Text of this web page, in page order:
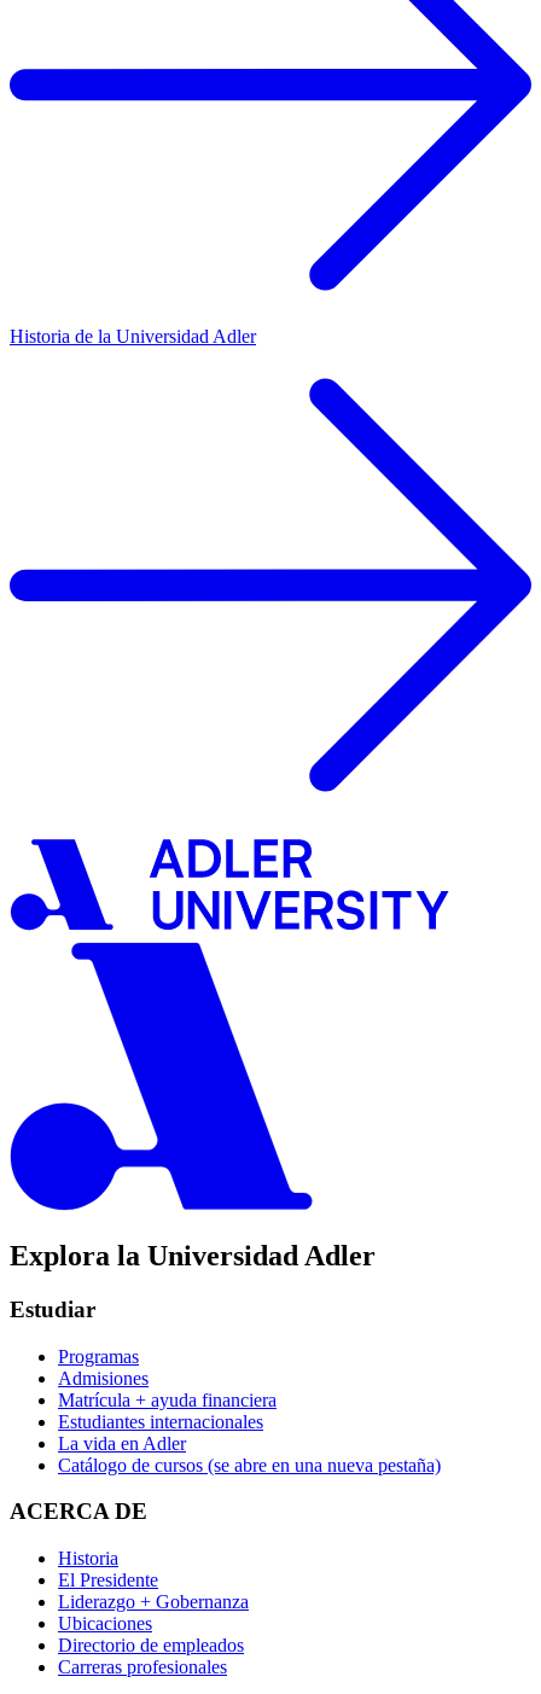
Historia de la Universidad Adler
Explora la Universidad Adler
Estudiar
Programas
Admisiones
Matrícula + ayuda financiera
Estudiantes internacionales
La vida en Adler
Catálogo de cursos (se abre en una nueva pestaña)
ACERCA DE
Historia
El Presidente
Liderazgo + Gobernanza
Ubicaciones
Directorio de empleados
Carreras profesionales